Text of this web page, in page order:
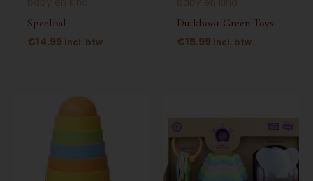
Speelbal
€14.99 incl. btw
worden
op
Duikboot Green Toys
€15.99 incl. btw